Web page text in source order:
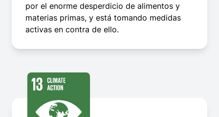
por el enorme desperdicio de alimentos y
materias primas, y está tomando medidas
activas en contra de ello.